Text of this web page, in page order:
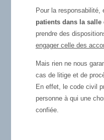
Pour la responsabilité,
patients dans la salle
prendre des
engager celle des
Mais rien ne nous
cas de litige et de
En effet, le code civil
personne à qui une
confiée.